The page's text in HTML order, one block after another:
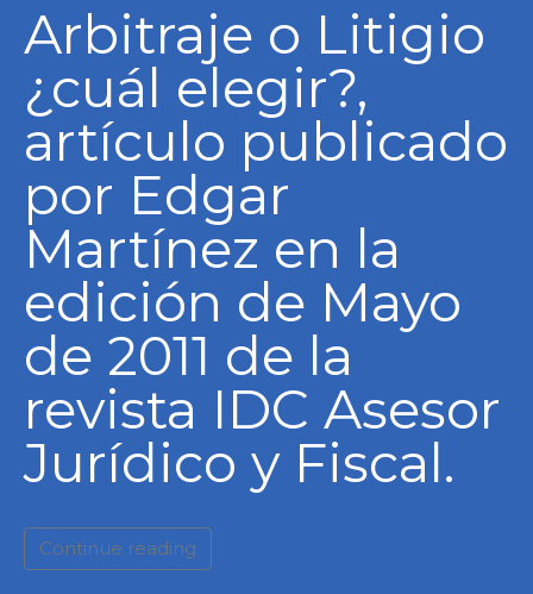
Arbitraje o Litigio
¿cuál elegir?,
artículo publicado
por Edgar
Martínez en la
edición de Mayo
de 2011 de la
revista IDC Asesor
Jurídico y Fiscal.
Continue reading